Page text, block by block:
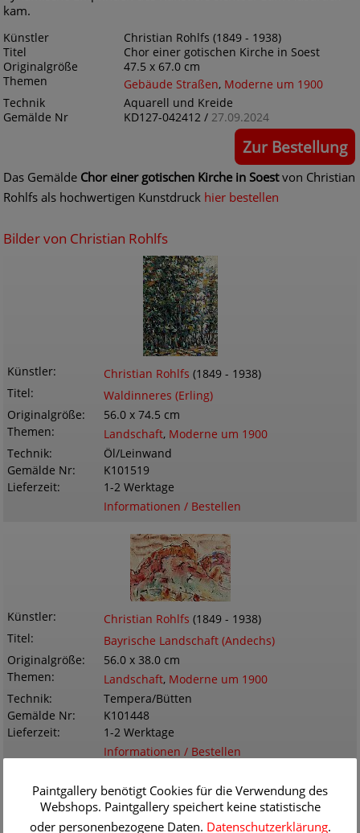
kam.
Künstler
Christian Rohlfs (1849 - 1938)
Titel
Chor einer gotischen Kirche in Soest
Originalgröße
47.5 x 67.0 cm
Themen
Gebäude Straßen, Moderne um 1900
Technik
Aquarell und Kreide
Gemälde Nr
KD127-042412 / 27.09.2024
Zur Bestellung
Das Gemälde Chor einer gotischen Kirche in Soestvon Christian
Rohlfs als hochwertigen Kunstdruck hier bestellen
Bilder von Christian Rohlfs
Künstler Christian Rohlfs (1849 - 1938)
Titel
Waldinneres (Erling)
Originalgröße
56.0 x 74.5 cm
Themen
Landschaft, Moderne um 1900
Technik
Öl/Leinwand
Gemälde Nr
K101519
Lieferzeit
1-2 Werktage
Informationen / Bestellen
Künstler Christian Rohlfs (1849 - 1938)
Titel
Bayrische Landschaft (Andechs)
Originalgröße
56.0 x 38.0 cm
Themen
Landschaft, Moderne um 1900
Technik
Tempera/Bütten
Gemälde Nr
K101448
Lieferzeit
1-2 Werktage
Informationen / Bestellen
Paintgallery benötigt Cookies für die Verwendung des
Webshops. Paintgallery speichert keine statistische
oder personenbezogene Daten. Datenschutzerklärung.